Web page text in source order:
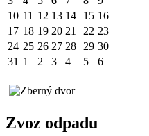
10 11 12 13 14 15 16
17 18 19 20 21 22 23
24 25 26 27 28 29 30
31 1 2 3 4 5 6
Zvoz odpadu